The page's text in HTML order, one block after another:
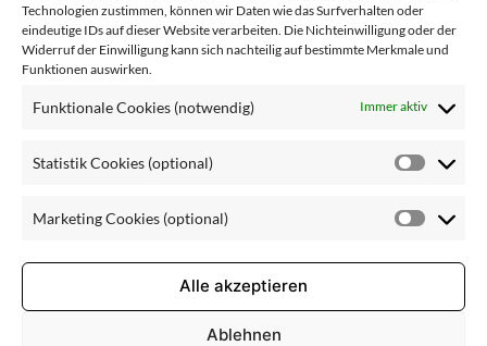
Technologien zustimmen, können wir Daten wie das Surfverhalten oder
eindeutige IDs auf dieser Website verarbeiten. Die Nichteinwilligung oder der
Widerruf der Einwilligung kann sich nachteilig auf bestimmte Merkmale und
Funktionen auswirken.
Funktionale Cookies (notwendig) Immer aktiv
Statistik Cookies (optional)
Marketing Cookies (optional)
Alle akzeptieren
Ablehnen
reife Haut
trockene Haut
Pflegebereich
Anti-Aging-Pflege
Augenpflege